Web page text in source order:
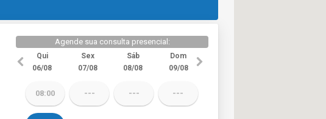
Agende sua consulta presencial:
Qui
06/08
Sex
07/08
Sáb
08/08
Dom
09/08
08:00 --- --- ---